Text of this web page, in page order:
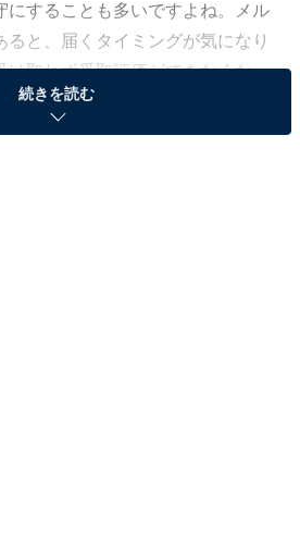
にすることも多いですよね。メル
ると、届くタイミングが気になり
け取れず受取評価ができなくなっ
者にできることはあるのでしょう
続きを読む